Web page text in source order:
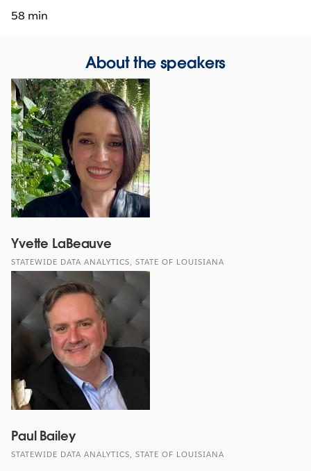
58 min
About the speakers
Yvette LaBeauve
STATEWIDE DATA ANALYTICS, STATE OF LOUISIANA
Paul Bailey
STATEWIDE DATA ANALYTICS, STATE OF LOUISIANA